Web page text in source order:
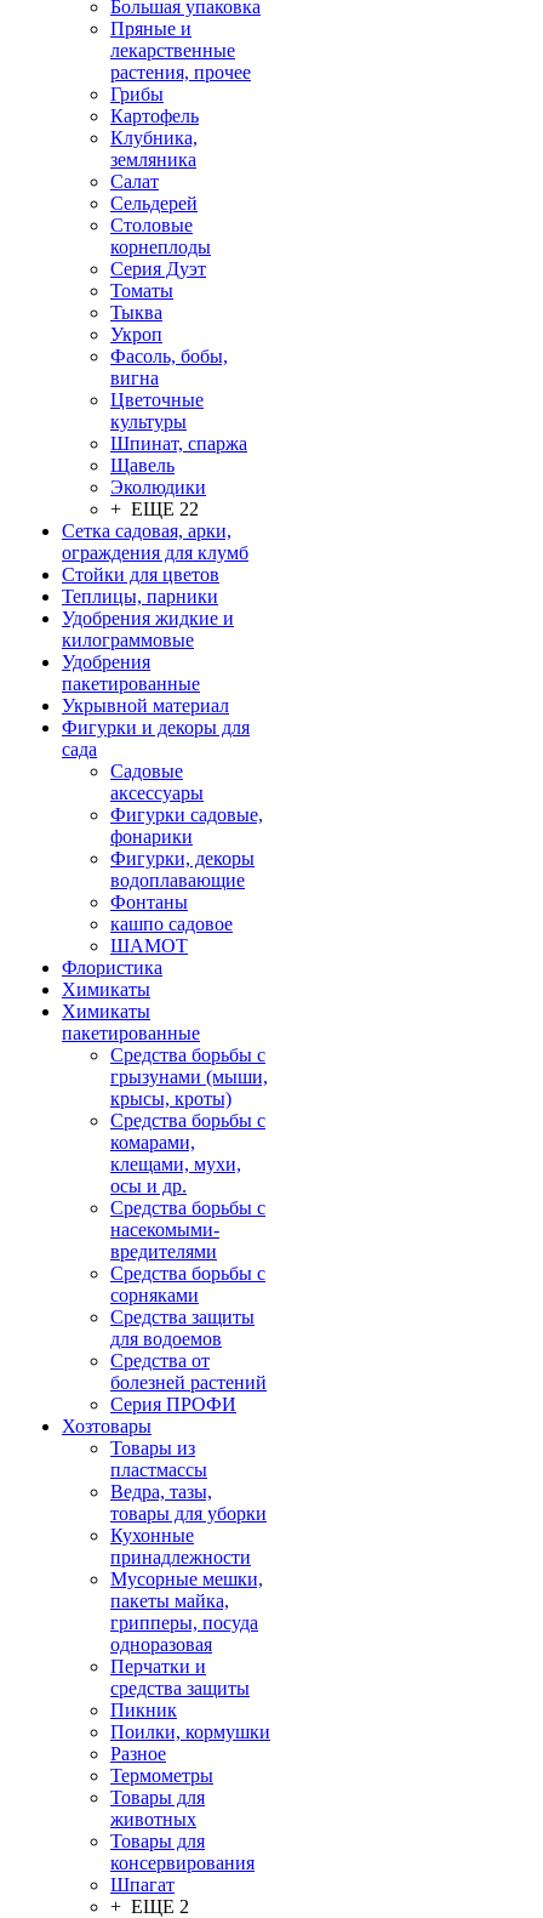
Большая упаковка
Пряные и
лекарственные
растения, прочее
Грибы
Картофель
Клубника,
земляника
Салат
Сельдерей
Столовые
корнеплоды
Серия Дуэт
Томаты
Тыква
Укроп
Фасоль, бобы,
вигна
Цветочные
культуры
Шпинат, спаржа
Щавель
Эколюдики
+ ЕЩЕ 22
Сетка садовая, арки,
ограждения для клумб
Стойки для цветов
Теплицы, парники
Удобрения жидкие и
килограммовые
Удобрения
пакетированные
Укрывной материал
Фигурки и декоры для
сада
Садовые
аксессуары
Фигурки садовые,
фонарики
Фигурки, декоры
водоплавающие
Фонтаны
кашпо садовое
ШАМОТ
Флористика
Химикаты
Химикаты
пакетированные
Средства борьбы с
грызунами (мыши,
крысы, кроты)
Средства борьбы с
комарами,
клещами, мухи,
осы и др.
Средства борьбы с
насекомыми-
вредителями
Средства борьбы с
сорняками
Средства защиты
для водоемов
Средства от
болезней растений
Серия ПРОФИ
Хозтовары
Товары из
пластмассы
Ведра, тазы,
товары для уборки
Кухонные
принадлежности
Мусорные мешки,
пакеты майка,
грипперы, посуда
одноразовая
Перчатки и
средства защиты
Пикник
Поилки, кормушки
Разное
Термометры
Товары для
животных
Товары для
консервирования
Шпагат
+ ЕЩЕ 2